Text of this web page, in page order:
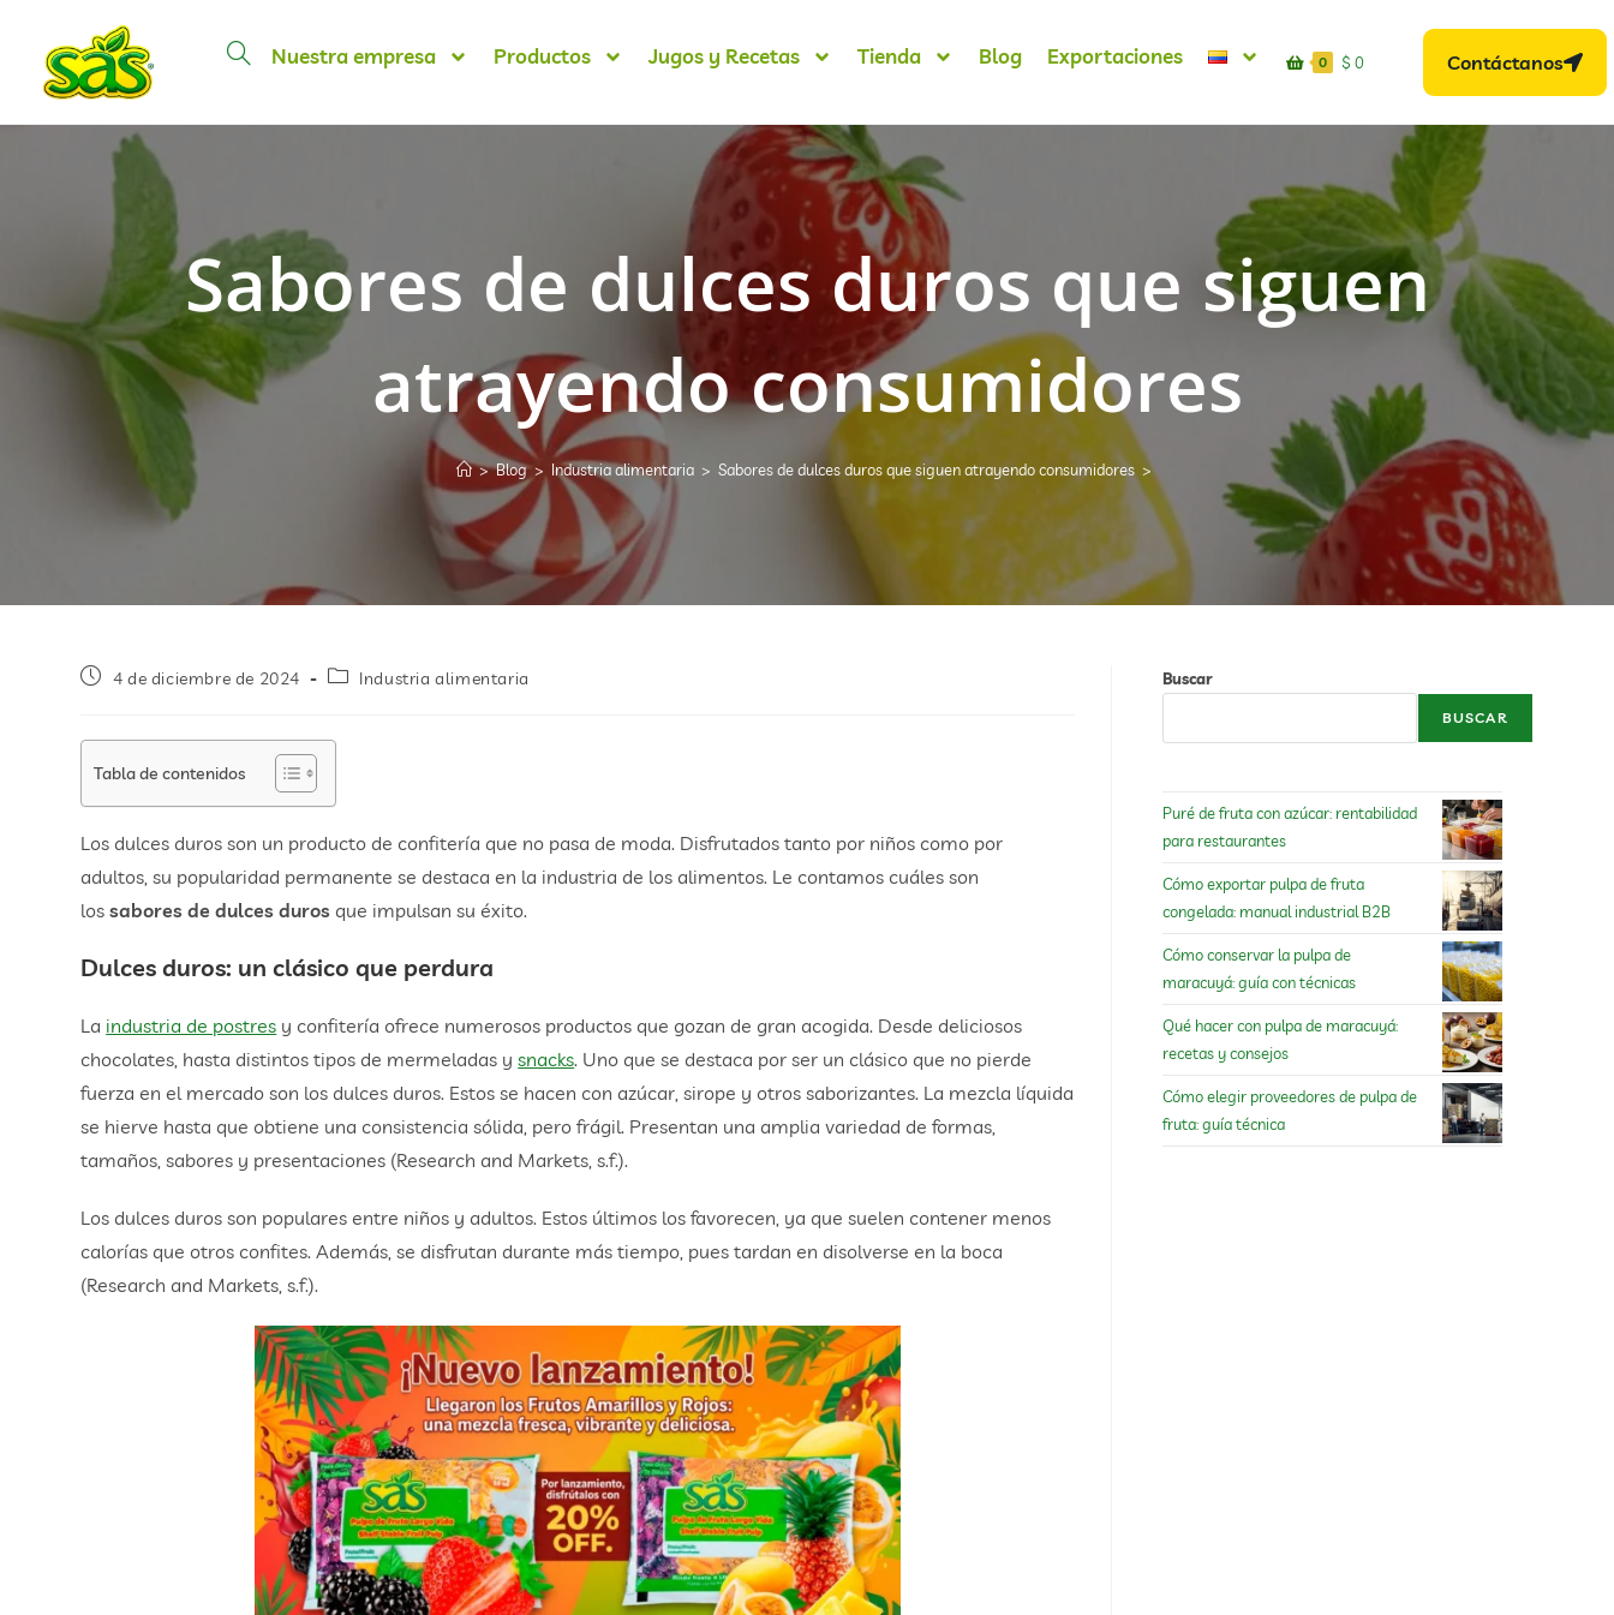
Nuestra empresa Productos Jugos y Recetas Tienda Blog Exportaciones 0 $ 0 Contáctanos
Sabores de dulces duros que siguen
atrayendo consumidores
> Blog > Industria alimentaria > Sabores de dulces duros que siguen atrayendo consumidores >
4 de diciembre de 2024 Industria alimentaria
Tabla de contenidos
Los dulces duros son un producto de confitería que no pasa de moda. Disfrutados tanto por niños como por
adultos, su popularidad permanente se destaca en la industria de los alimentos. Le contamos cuáles son
lossabores de dulces duros que impulsan su éxito.
Dulces duros: un clásico que perdura
La industria de postres y confitería ofrece numerosos productos que gozan de gran acogida. Desde deliciosos
chocolates, hasta distintos tipos de mermeladas ysnacks. Uno que se destaca por ser un clásico que no pierde
fuerza en el mercado son los dulces duros. Estos se hacen con azúcar, sirope y otros saborizantes. La mezcla líquida
se hierve hasta que obtiene una consistencia sólida, pero frágil. Presentan una amplia variedad de formas,
tamaños, sabores y presentaciones (Research and Markets, s.f.).
Los dulces duros son populares entre niños y adultos. Estos últimos los favorecen, ya que suelen contener menos
calorías que otros confites. Además, se disfrutan durante más tiempo, pues tardan en disolverse en la boca
(Research and Markets, s.f.).
Buscar
BUSCAR
Puré de fruta con azúcar: rentabilidad
para restaurantes
Cómo exportar pulpa de fruta
congelada: manual industrial B2B
Cómo conservar la pulpa de
maracuyá: guía con técnicas
Qué hacer con pulpa de maracuyá:
recetas y consejos
Cómo elegir proveedores de pulpa de
fruta: guía técnica